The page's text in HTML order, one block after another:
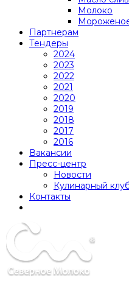
Молоко
Партнерам
Тендеры
2024
2023
2022
2021
2020
2019
2018
2017
2016
Вакансии
Пресс-центр
Новости
Кулинарный
Контакты